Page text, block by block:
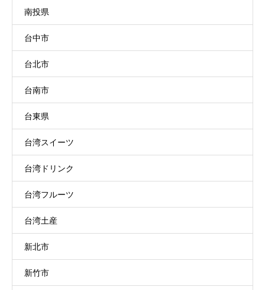
南投県
台中市
台北市
台南市
台東県
台湾スイーツ
台湾ドリンク
台湾フルーツ
台湾土産
新北市
新竹市